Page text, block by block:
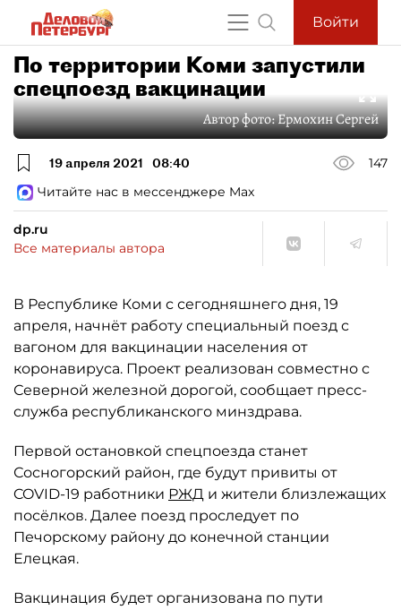
Войти
По территории Коми запустили
спецпоезд вакцинации
Автор фото:Ермохин Сергей
19 апреля 2021 08:40
147
Читайте нас в мессенджере Max
dp.ru
Все материалы автора
В Республике Коми с сегодняшнего дня, 19
апреля, начнёт работу специальный поезд с
вагоном для вакцинации населения от
коронавируса. Проект реализован совместно с
Северной железной дорогой, сообщает пресс-
служба республиканского минздрава.
Первой остановкой спецпоезда станет
Сосногорский район, где будут привиты от
COVID-19 работники РЖД и жители близлежащих
посёлков. Далее поезд проследует по
Печорскому району до конечной станции
Елецкая.
Вакцинация будет организована по пути